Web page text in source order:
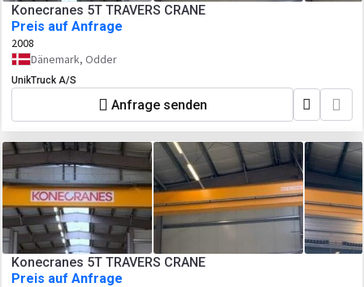
Konecranes 5T TRAVERS CRANE
Preis auf Anfrage
2008
Dänemark, Odder
UnikTruck A/S
Anfrage senden
Konecranes 5T TRAVERS CRANE
Preis auf Anfrage